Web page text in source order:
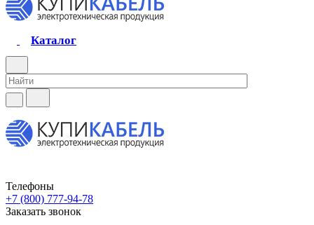
Каталог
Телефоны
+7 (800) 777-94-78
Заказать звонок